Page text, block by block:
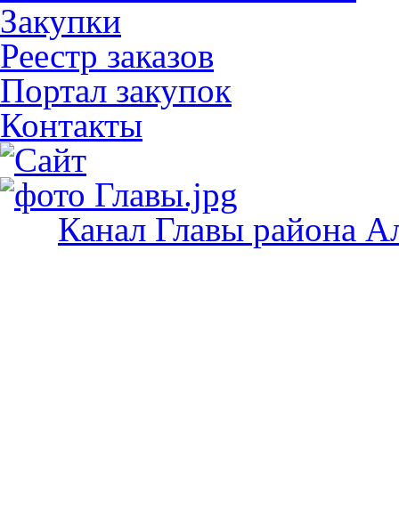
Закупки
Реестр заказов
Портал закупок
Контакты
Канал Главы района